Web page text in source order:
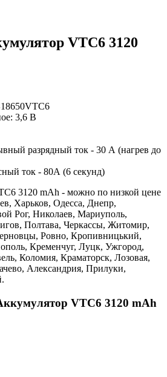
VTC6 3120
3,6 В
разрядный ток - 30 А (нагрев до
ток - 80А (6 секунд)
3120 mAh - можно по низкой цене
Харьков, Одесса, Днепр,
Рог, Николаев, Мариуполь,
Полтава, Черкассы, Житомир,
Ровно, Кропивницький,
Кременчуг, Луцк, Ужгород,
Коломия, Краматорск, Лозовая,
Александрия, Прилуки,
VTC6 3120 mAh